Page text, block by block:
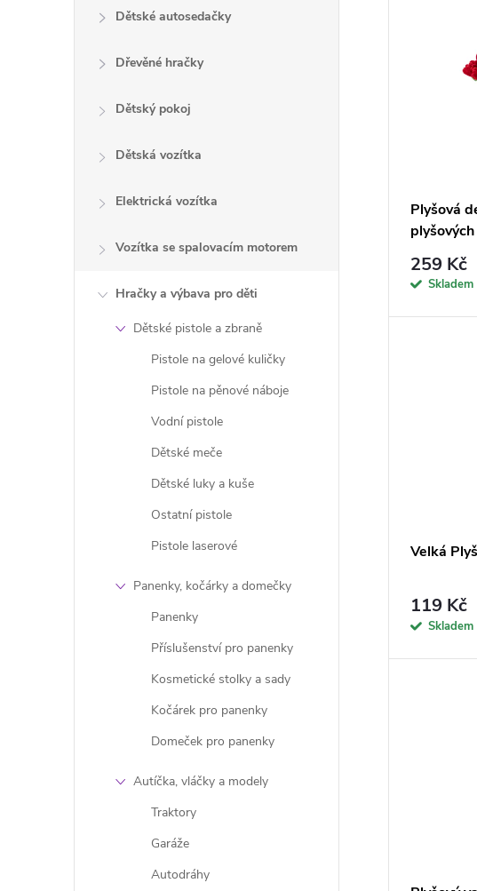
Dětské autosedačky
Dřevěné hračky
Dětský pokoj
Dětská vozítka
Elektrická vozítka
Vozítka se spalovacím motorem
Hračky a výbava pro děti
Dětské pistole a zbraně
Pistole na gelové kuličky
Pistole na pěnové náboje
Vodní pistole
Dětské meče
Dětské luky a kuše
Ostatní pistole
Pistole laserové
Panenky, kočárky a domečky
Panenky
Příslušenství pro panenky
Kosmetické stolky a sady
Kočárek pro panenky
Domeček pro panenky
Autíčka, vláčky a modely
Traktory
Garáže
Autodráhy
u
o
Plyšová
259 Kč
Skladem
Velká
119 Kč
Skladem